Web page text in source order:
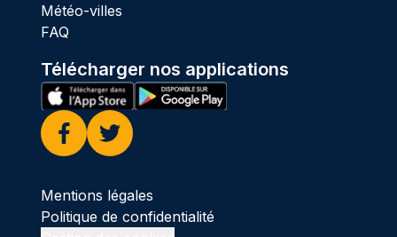
Météo-villes
FAQ
Télécharger nos applications
Facebook
Twitter
Mentions légales
Politique de confidentialité